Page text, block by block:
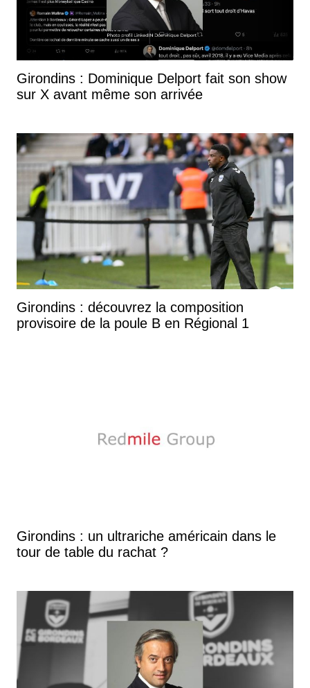
Girondins : Dominique Delport fait son show
sur X avant même son arrivée
Girondins : découvrez la composition
provisoire de la poule B en Régional 1
Girondins : un ultrariche américain dans le
tour de table du rachat ?